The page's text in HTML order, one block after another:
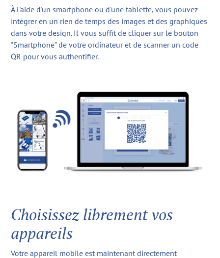
À l'aide d'un smartphone ou d'une tablette, vous pouvez
intégrer en un rien de temps des images et des graphiques
dans votre design. Il vous suffit de cliquer sur le bouton
"Smartphone" de votre ordinateur et de scanner un code
QR pour vous authentifier.
Choisissez librement vos
appareils
Votre appareil mobile est maintenant directement